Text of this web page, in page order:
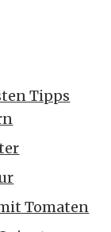
Tipps
Tomaten